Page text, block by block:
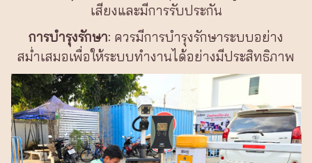
เสียงและมีการรับประกัน
การบำรุงรักษา: ควรมีการบำรุงรักษาระบบอย่าง
สม่ำเสมอเพื่อให้ระบบทำงานได้อย่างมีประสิทธิภาพ